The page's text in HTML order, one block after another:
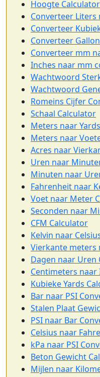
Hoogte Calculator
Converteer Liters
Converteer
Converteer
Converteer mm
Inches naar mm
Wachtwoord
Wachtwoord
Romeins Cijfer
Schaal Calculator
Meters naar
Meters naar
Acres naar
Uren naar
Minuten naar
Fahrenheit naar
Voet naar Meter
Seconden naar
CFM Calculator
Kelvin naar
Vierkante meters
Dagen naar Uren
Centimeters
Kubieke Yards
Bar naar PSI
Stalen Plaat
PSI naar Bar
Celsius naar
kPa naar PSI
Beton Gewicht
Mijlen naar